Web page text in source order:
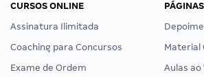
CURSOS ONLINE
Assinatura Ilimitada
Coaching para Concursos
Exame de Ordem
Material
Aulas ao